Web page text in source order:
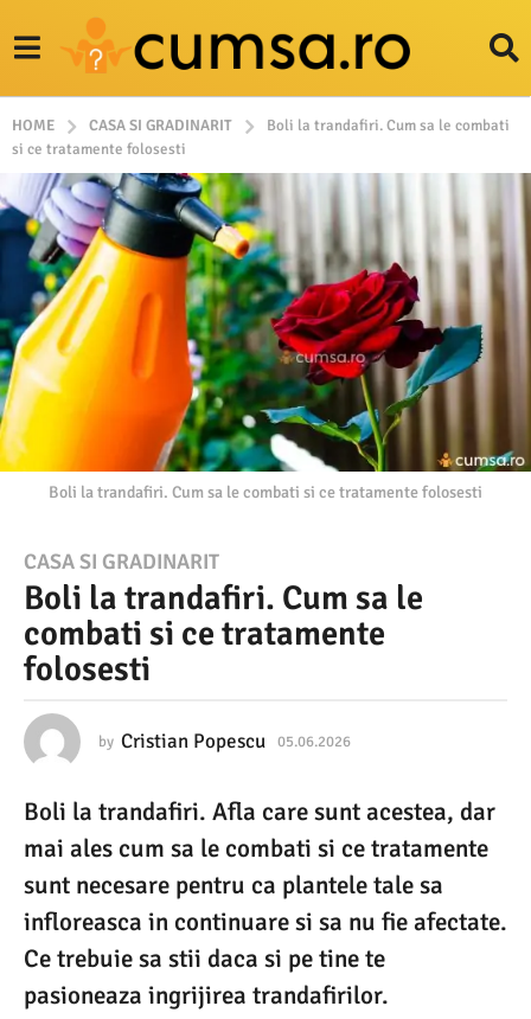
HOME CASA SI GRADINARIT
Boli la trandafiri. Cum sa le combati
si ce tratamente folosesti
Boli la trandafiri. Cum sa le combati si ce tratamente folosesti
0
5
.
0
.
0
2
6
0
5
.
CASA SI GRADINARIT
Boli la trandafiri. Cum sa le
combati si ce tratamente
folosesti
by Cristian Popescu 05.06.2026
0
.
2
0
2
Boli la trandafiri. Afla care sunt acestea, dar
mai ales cum sa le combati si ce tratamente
sunt necesare pentru ca plantele tale sa
infloreasca in continuare si sa nu fie afectate.
Ce trebuie sa stii daca si pe tine te
pasioneaza ingrijirea trandafirilor.